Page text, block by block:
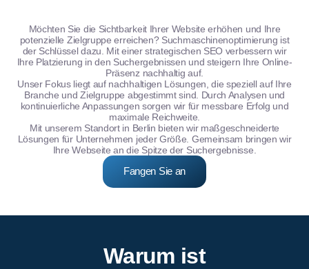
Möchten Sie die Sichtbarkeit Ihrer Website erhöhen und Ihre
potenzielle Zielgruppe erreichen? Suchmaschinenoptimierung ist
der Schlüssel dazu. Mit einer strategischen SEO verbessern wir
Ihre Platzierung in den Suchergebnissen und steigern Ihre Online-
Präsenz nachhaltig auf.
Unser Fokus liegt auf nachhaltigen Lösungen, die speziell auf Ihre
Branche und Zielgruppe abgestimmt sind. Durch Analysen und
kontinuierliche Anpassungen sorgen wir für messbare Erfolg und
maximale Reichweite.
Mit unserem Standort in Berlin bieten wir maßgeschneiderte
Lösungen für Unternehmen jeder Größe. Gemeinsam bringen wir
Ihre Webseite an die Spitze der Suchergebnisse.
Fangen Sie an
Warum ist